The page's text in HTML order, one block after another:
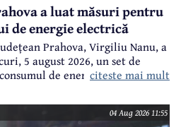
a luat măsuri pentru
de energie electrică
Prahova, Virgiliu Nanu, a
5 august 2026, un set de
de energie electrică în
amplu de utilizare responsabilă
citeste mai mult
04 Aug 2026 11:55